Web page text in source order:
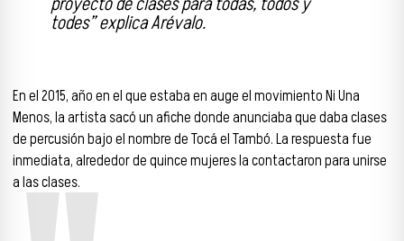
todes” explica Arévalo.
En el 2015, año en el que estaba en auge el movimiento Ni Una
Menos, la artista sacó un afiche donde anunciaba que daba clases
de percusión bajo el nombre de Tocá el Tambó. La respuesta fue
inmediata, alrededor de quince mujeres la contactaron para unirse
a las clases.